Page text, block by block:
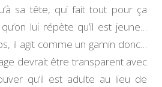
sa tête, qui fait tout pour ça
lui répète qu’il est jeune…
il agit comme un gamin donc…
devrait être transparent avec
qu’il est adulte au lieu de